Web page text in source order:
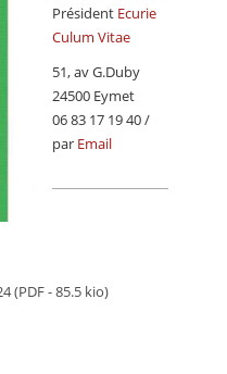
Président Ecurie
Culum Vitae
51, av G.Duby
24500 Eymet
06 83 17 19 40 /
par Email
(PDF - 85.5 kio)